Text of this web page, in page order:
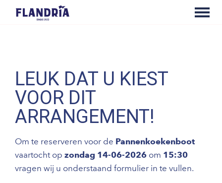
LEUK DAT U KIEST
VOOR DIT
ARRANGEMENT!
Om te reserveren voor de Pannenkoekenboot
vaartocht op zondag 14-06-2026 om 15:30
vragen wij u onderstaand formulier in te vullen.